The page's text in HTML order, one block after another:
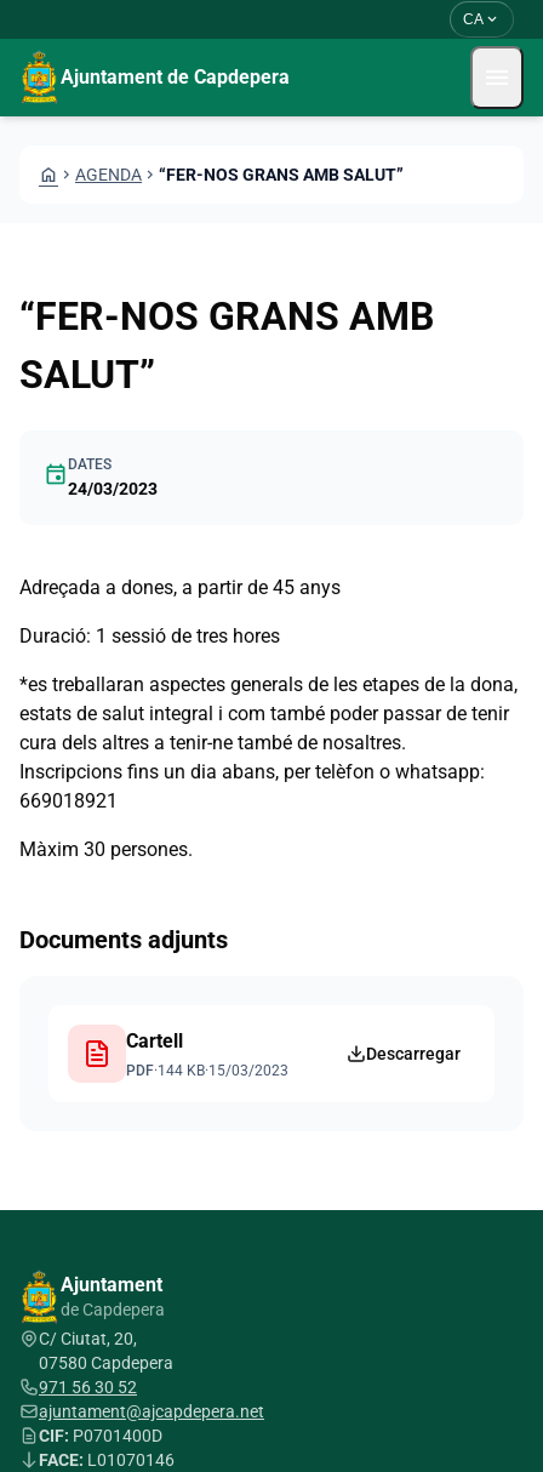
CA expand_more
Ajuntament de Capdepera
HOME CHEVRON_RIGHT AGENDA CHEVRON_RIGHT “FER-NOS GRANS AMB SALUT”
“FER-NOS GRANS AMB
SALUT”
event DATES
24/03/2023
Adreçada a dones, a partir de 45 anys
Duració: 1 sessió de tres hores
*es treballaran aspectes generals de les etapes de la dona,
estats de salut integral i com també poder passar de tenir
cura dels altres a tenir-ne també de nosaltres.
Inscripcions fins un dia abans, per telèfon o whatsapp:
669018921
Màxim 30 persones.
Documents adjunts
Cartell
PDF·144 KB·15/03/2023
Descarregar
Ajuntament
de Capdepera
C/ Ciutat, 20,
07580 Capdepera
971 56 30 52
ajuntament@ajcapdepera.net
CIF: P0701400D
FACE: L01070146